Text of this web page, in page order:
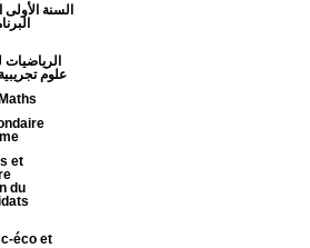
السنة الأولى
الرياضيات
علوم
et
du
éco et